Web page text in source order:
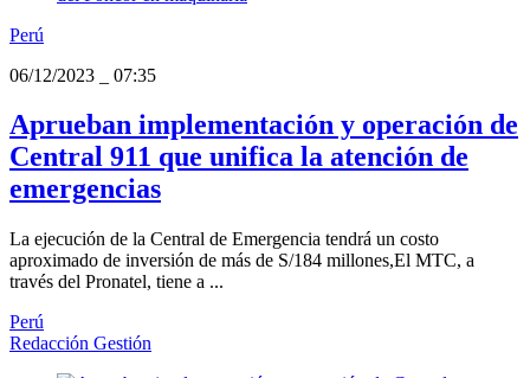
Perú
06/12/2023
07:35
Aprueban implementación y operación de
Central 911 que unifica la atención de
emergencias
La ejecución de la Central de Emergencia tendrá un costo
aproximado de inversión de más de S/184 millones,El MTC, a
través del Pronatel, tiene a ...
Perú
Redacción Gestión